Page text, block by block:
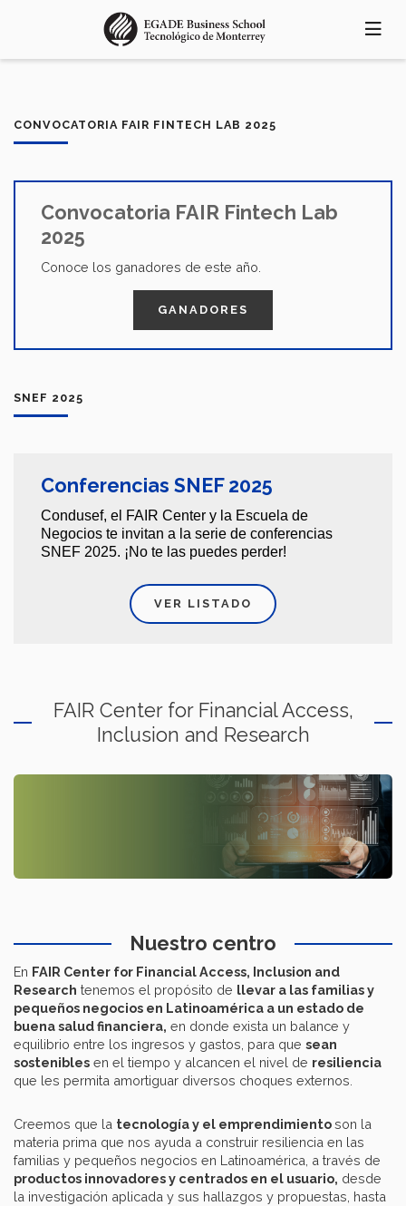
principal
CONVOCATORIA FAIR FINTECH LAB 2025
Convocatoria FAIR Fintech Lab
2025
Conoce los ganadores de este año.
GANADORES
SNEF 2025
Conferencias SNEF 2025
Condusef, el FAIR Center y la Escuela de
Negocios te invitan a la serie de conferencias
SNEF 2025. ¡No te las puedes perder!
VER LISTADO
FAIR Center for Financial Access,
Inclusion and Research
Nuestro centro
En FAIR Center for Financial Access, Inclusion and
Research tenemos el propósito de llevar a las familias y
pequeños negocios en Latinoamérica a un estado de
buena salud financiera, en donde exista un balance y
equilibrio entre los ingresos y gastos, para que sean
sostenibles en el tiempo y alcancen el nivel de resiliencia
que les permita amortiguar diversos choques externos.
Creemos que la tecnología y el emprendimientoson la
materia prima que nos ayuda a construir resiliencia en las
familias y pequeños negocios en Latinoamérica, a través de
productos innovadores y centrados en el usuario, desde
la investigación aplicada y sus hallazgos y propuestas, hasta